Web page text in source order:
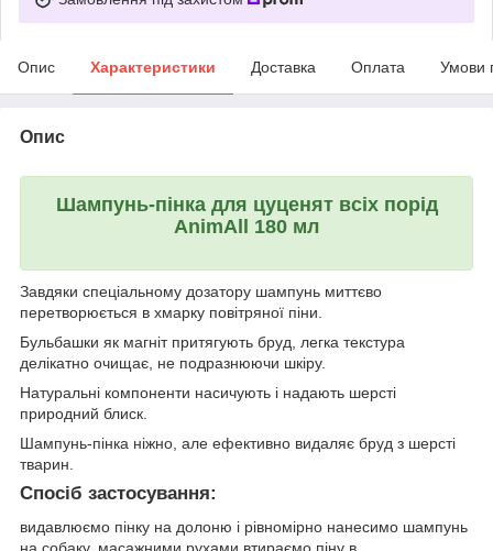
Опис Характеристики Доставка Оплата Умови
Опис
Шампунь-пінка для цуценят всіх порід
AnimAll 180 мл
Завдяки спеціальному дозатору шампунь миттєво
перетворюється в хмарку повітряної піни.
Бульбашки як магніт притягують бруд, легка текстура
делікатно очищає, не подразнюючи шкіру.
Натуральні компоненти насичують і надають шерсті
природний блиск.
Шампунь-пінка ніжно, але ефективно видаляє бруд з шерсті
тварин.
Спосіб застосування:
видавлюємо пінку на долоню і рівномірно нанесимо шампунь